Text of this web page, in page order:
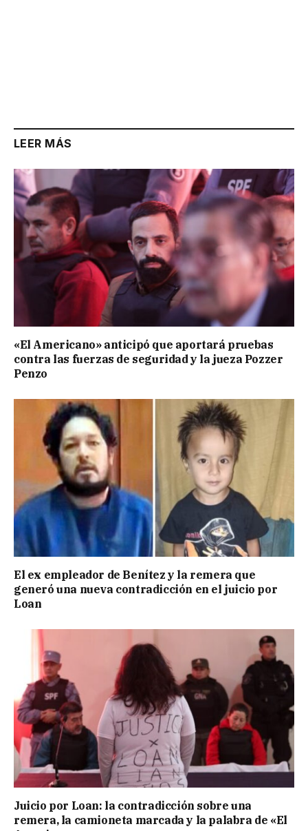
LEER MÁS
«El Americano» anticipó que aportará pruebas
contra las fuerzas de seguridad y la jueza Pozzer
Penzo
El ex empleador de Benítez y la remera que
generó una nueva contradicción en el juicio por
Loan
Juicio por Loan: la contradicción sobre una
remera, la camioneta marcada y la palabra de «El